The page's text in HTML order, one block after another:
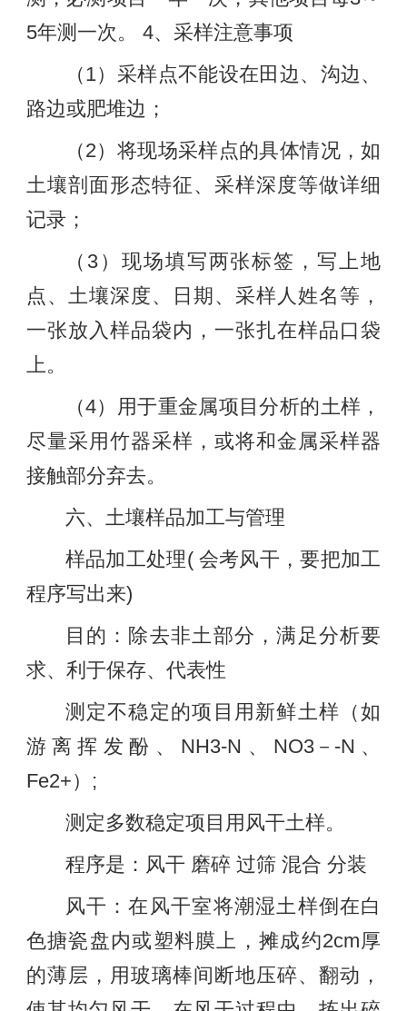
5年测一次。 4、采样注意事项
（1）采样点不能设在田边、沟边、
路边或肥堆边；
（2）将现场采样点的具体情况，如
土壤剖面形态特征、采样深度等做详细
记录；
（3）现场填写两张标签，写上地
点、土壤深度、日期、采样人姓名等，
一张放入样品袋内，一张扎在样品口袋
上。
（4）用于重金属项目分析的土样，
尽量采用竹器采样，或将和金属采样器
接触部分弃去。
六、土壤样品加工与管理
样品加工处理( 会考风干，要把加工
程序写出来)
目的：除去非土部分，满足分析要
求、利于保存、代表性
测定不稳定的项目用新鲜土样（如
游离挥发酚、NH3-N、NO3－-N、
Fe2+）;
测定多数稳定项目用风干土样。
程序是：风干 磨碎 过筛 混合 分装
风干：在风干室将潮湿土样倒在白
色搪瓷盘内或塑料膜上，摊成约2cm厚
的薄层，用玻璃棒间断地压碎、翻动，